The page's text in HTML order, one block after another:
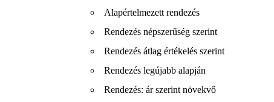
Alapértelmezett rendezés
Rendezés népszerűség szerint
Rendezés átlag értékelés szerint
Rendezés legújabb alapján
Rendezés: ár szerint növekvő